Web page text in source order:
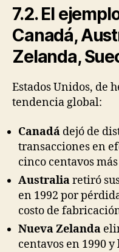
7.2. El
Canadá,
Zelanda,
Estados Unidos, de
tendencia global:
Canadá dejó de
transacciones en
cinco centavos
Australiaretiró
en 1992 por
costo de
Nueva Zelanda
centavos en 1990 y